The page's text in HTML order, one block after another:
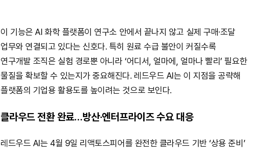
이 기능은 AI 화학 플랫폼이 연구소 안에서 끝나지 않고 실제 구매·조달
업무와 연결되고 있다는 신호다. 특히 원료 수급 불안이 커질수록
연구개발 조직은 실험 경로뿐 아니라 ‘어디서, 얼마에, 얼마나 빨리’ 필요한
물질을 확보할 수 있는지가 중요해진다. 레드우드 AI는 이 지점을 공략해
플랫폼의 기업용 활용도를 높이려는 것으로 보인다.
클라우드 전환 완료…방산·엔터프라이즈 수요 대응
레드우드 AI는 4월 9일 리액토스피어를 완전한 클라우드 기반 ‘상용 준비’